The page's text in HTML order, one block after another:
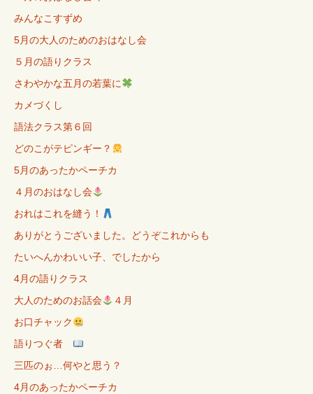
みんなこすずめ
5月の大人のためのおはなし会
５月の語りクラス
さわやかな五月の若葉に
カメづくし
語法クラス第６回
どのこがテピンギー？
5月のあったかペーチカ
４月のおはなし会
おれはこれを縫う！
ありがとうございました。どうぞこれからも
たいへんかわいい子、でしたから
4月の語りクラス
大人のためのお話会
４月
お口チャック
語りつぐ者
三匹のぉ…何やと思う？
4月のあったかペーチカ